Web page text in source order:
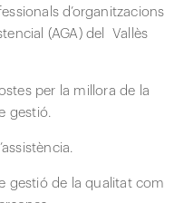
d’organitzacions
(AGA) del Vallès
per la millora de la
gestió.
gestió de la qualitat com